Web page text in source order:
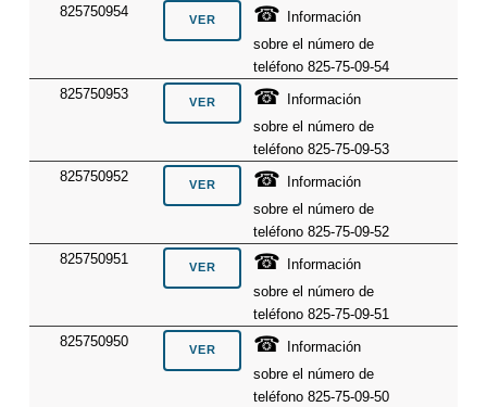
825750954
☎
Información
sobre el número de
teléfono 825-75-09-54
825750953
☎
Información
sobre el número de
teléfono 825-75-09-53
825750952
☎
Información
sobre el número de
teléfono 825-75-09-52
825750951
☎
Información
sobre el número de
teléfono 825-75-09-51
825750950
☎
Información
sobre el número de
teléfono 825-75-09-50